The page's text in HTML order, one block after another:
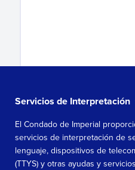
Servicios de Interpretación
El Condado de Imperial
servicios de interpretación de
lenguaje, dispositivos de
(TTYS) y otras ayudas y